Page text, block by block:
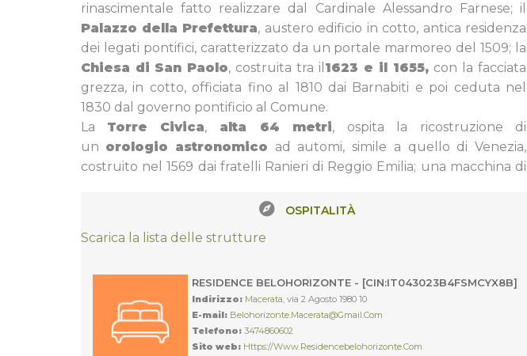
rinascimentale fatto realizzare dal Cardinale Alessandro Farnese; il
Palazzo della Prefettura, austero edificio in cotto, antica residenza
dei legati pontifici, caratterizzato da un portale marmoreo del 1509; la
Chiesa di San Paolo, costruita tra il 1623 e il 1655, con la facciata
grezza, in cotto, officiata fino al 1810 dai Barnabiti e poi ceduta nel
1830 dal governo pontificio al Comune.
La Torre Civica, alta 64 metri, ospita la ricostruzione di
un orologio astronomico ad automi, simile a quello di Venezia,
costruito nel 1569 dai fratelli Ranieri di Reggio Emilia; una macchina di
OSPITALITÀ
Scarica la lista delle strutture
RESIDENCE BELOHORIZONTE - [CIN:IT043023B4FSMCYX8B]
Indirizzo: Macerata, via 2 Agosto 1980 10
E-mail: Belohorizonte.macerata@gmail.com
Telefono: 3474860602
Sito web: Https://www.residencebelohorizonte.com